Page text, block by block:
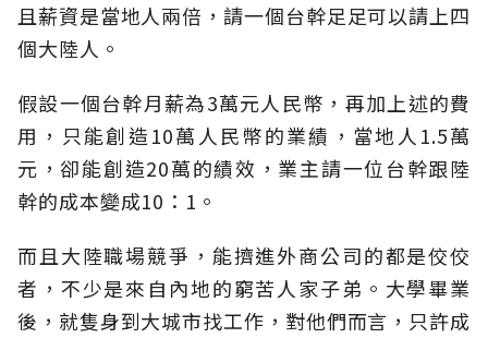
且薪資是當地人兩倍，請一個台幹足足可以請上四
個大陸人。
假設一個台幹月薪為3萬元人民幣，再加上述的費
用，只能創造10萬人民幣的業績，當地人1.5萬
元，卻能創造20萬的績效，業主請一位台幹跟陸
幹的成本變成10：1。
而且大陸職場競爭，能擠進外商公司的都是佼佼
者，不少是來自內地的窮苦人家子弟。大學畢業
後，就隻身到大城市找工作，對他們而言，只許成